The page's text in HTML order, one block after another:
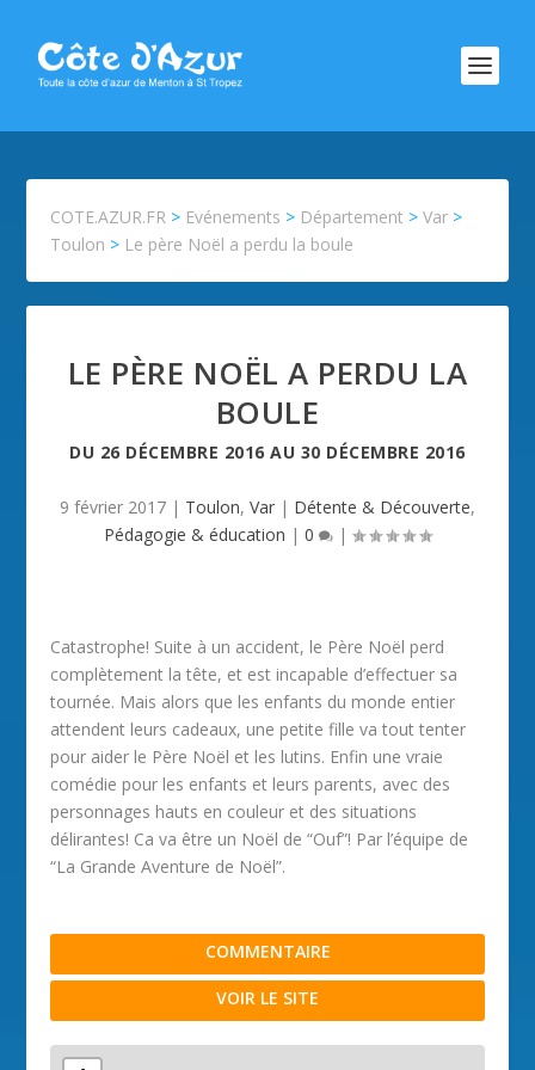
COTE.AZUR.FR > Evénements > Département >Var >
Toulon > Le père Noël a perdu la boule
LE PÈRE NOËL A PERDU LA
BOULE
DU 26 DÉCEMBRE 2016 AU 30 DÉCEMBRE 2016
9 février 2017 | Toulon, Var | Détente & Découverte,
Pédagogie & éducation | 0 |
Catastrophe! Suite à un accident, le Père Noël perd
complètement la tête, et est incapable d’effectuer sa
tournée. Mais alors que les enfants du monde entier
attendent leurs cadeaux, une petite fille va tout tenter
pour aider le Père Noël et les lutins. Enfin une vraie
comédie pour les enfants et leurs parents, avec des
personnages hauts en couleur et des situations
délirantes! Ca va être un Noël de “Ouf”! Par l’équipe de
“La Grande Aventure de Noël”.
COMMENTAIRE
VOIR LE SITE